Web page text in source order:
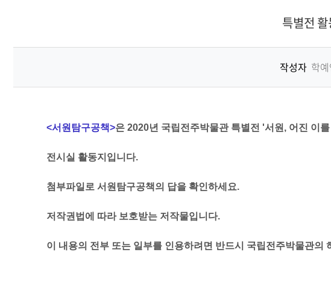
특별전
작성자 학
<서원탐구공책>은 2020년 국립전주박물관 특별전 '서원, 어진 이
전시실 활동지입니다.
첨부파일로 서원탐구공책의 답을 확인하세요.
저작권법에 따라 보호받는 저작물입니다.
이 내용의 전부 또는 일부를 인용하려면 반드시 국립전주박물관의